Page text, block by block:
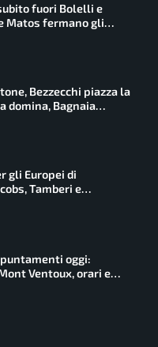
fuori Bolelli e
Matos fermano gli
Bezzecchi piazza la
domina, Bagnaia
gli Europei di
Tamberi e
una spedizione
oggi:
Ventoux, orari e